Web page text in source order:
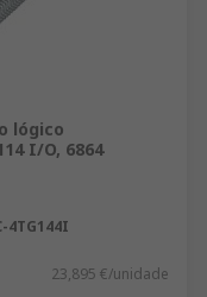
lógico
I/O, 6864
4TG144I
23,895 €/unidade